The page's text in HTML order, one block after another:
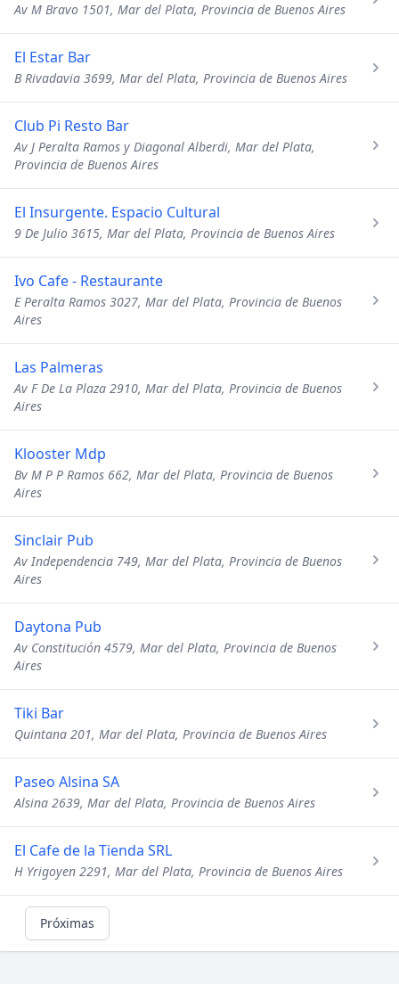
Av M Bravo 1501, Mar del Plata, Provincia de Buenos Aires
El Estar Bar
B Rivadavia 3699, Mar del Plata, Provincia de Buenos Aires
Club Pi Resto Bar
Av J Peralta Ramos y Diagonal Alberdi, Mar del Plata,
Provincia de Buenos Aires
El Insurgente. Espacio Cultural
9 De Julio 3615, Mar del Plata, Provincia de Buenos Aires
Ivo Cafe - Restaurante
E Peralta Ramos 3027, Mar del Plata, Provincia de Buenos
Aires
Las Palmeras
Av F De La Plaza 2910, Mar del Plata, Provincia de Buenos
Aires
Klooster Mdp
Bv M P P Ramos 662, Mar del Plata, Provincia de Buenos
Aires
Sinclair Pub
Av Independencia 749, Mar del Plata, Provincia de Buenos
Aires
Daytona Pub
Av Constitución 4579, Mar del Plata, Provincia de Buenos
Aires
Tiki Bar
Quintana 201, Mar del Plata, Provincia de Buenos Aires
Paseo Alsina SA
Alsina 2639, Mar del Plata, Provincia de Buenos Aires
El Cafe de la Tienda SRL
H Yrigoyen 2291, Mar del Plata, Provincia de Buenos Aires
Próximas